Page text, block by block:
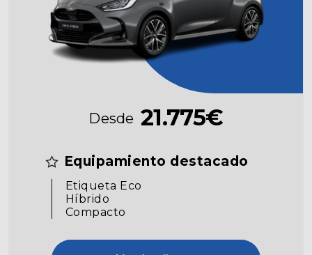
Desde 21.775€
Equipamiento destacado
Etiqueta Eco
Híbrido
Compacto